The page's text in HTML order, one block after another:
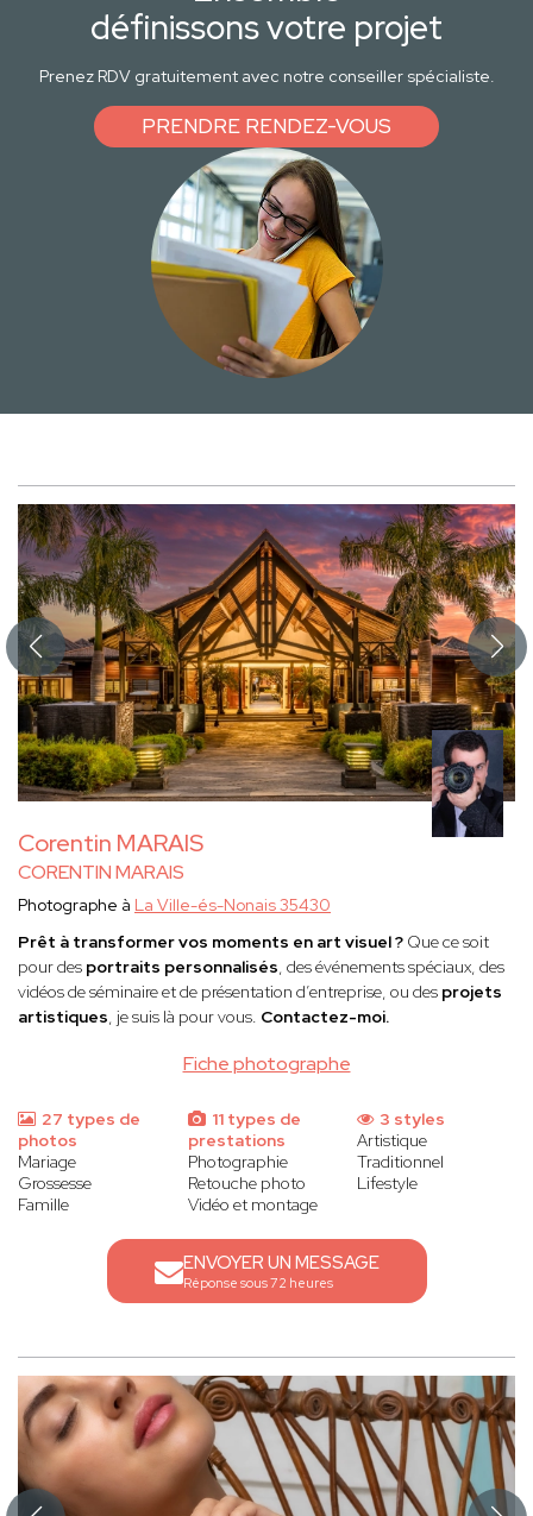
définissons votre projet
Prenez RDV gratuitement avec notre conseiller spécialiste.
PRENDRE RENDEZ-VOUS
Corentin MARAIS
CORENTIN MARAIS
Fiche photographe
Photographe à La Ville-és-Nonais 35430
Prêt à transformer vos moments en art visuel ? Que ce soit
pour des portraits personnalisés, des événements spéciaux, des
vidéos de séminaire et de présentation d’entreprise, ou des projets
artistiques, je suis là pour vous. Contactez-moi.
27 types de
photos
Mariage
Grossesse
Famille
11 types de
prestations
Photographie
Retouche photo
Vidéo et montage
3 styles
Artistique
Traditionnel
Lifestyle
ENVOYER UN MESSAGE
Réponse sous 72 heures